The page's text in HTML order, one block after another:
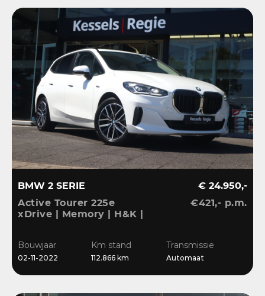
BMW 2 SERIE
Active Tourer 225e
xDrive | Memory | H&K |
| Blis | 18”
€ 24.950,-
€421,- p.m.
Bouwjaar
02-11-2022
Km stand
112.866 km
Transmissie
Automaat